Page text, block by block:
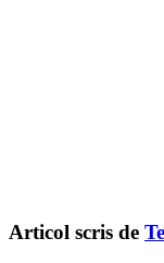
Articol scris de